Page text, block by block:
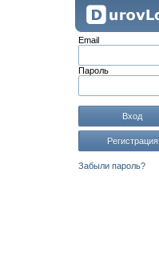
Email
Пароль
Вход
Регистрация
Забыли пароль?